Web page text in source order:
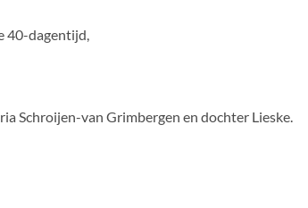
40-dagentijd,
van Grimbergen en dochter Lieske.